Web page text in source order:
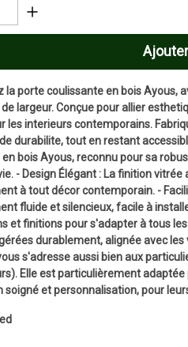
la porte coulissante en bois Ayous,
largeur. Conçue pour allier
les interieurs contemporains.
durabilite, tout en restant
en bois Ayous, reconnu pour sa
- Design Élégant : La finition
à tout décor contemporain. -
fluide et silencieux, facile à
et finitions pour s'adapter à tous
durablement, alignée avec
s'adresse aussi bien aux
Elle est particulièrement
soigné et personnalisation, pour